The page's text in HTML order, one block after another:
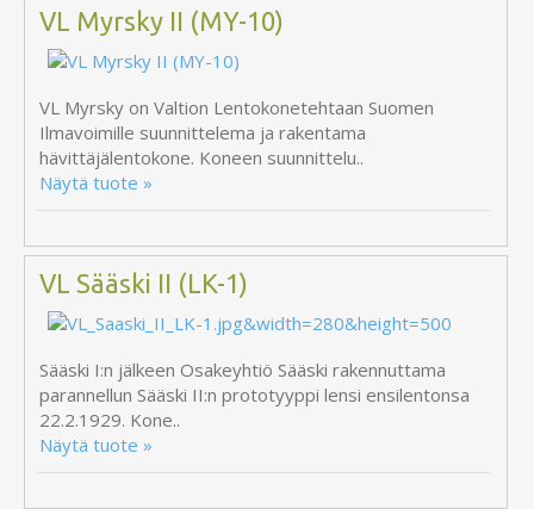
VL Myrsky II (MY-10)
VL Myrsky on Valtion Lentokonetehtaan Suomen
Ilmavoimille suunnittelema ja rakentama
hävittäjälentokone. Koneen suunnittelu..
Näytä tuote »
VL Sääski II (LK-1)
Sääski I:n jälkeen Osakeyhtiö Sääski rakennuttama
parannellun Sääski II:n prototyyppi lensi ensilentonsa
22.2.1929. Kone..
Näytä tuote »